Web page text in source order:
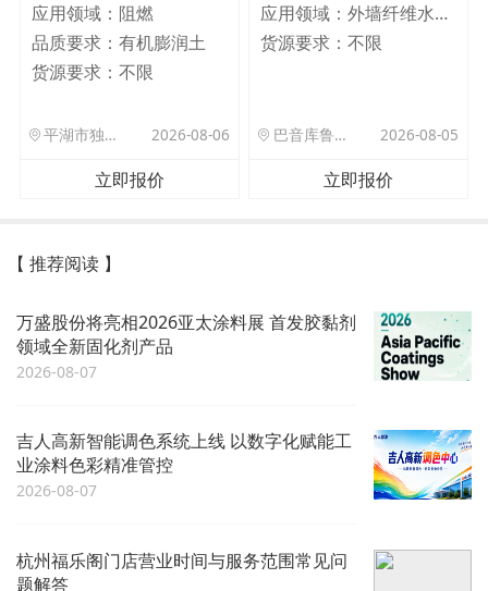
应用领域： 阻燃
品质要求： 有机膨润土
货源要求： 不限
平湖市独山港镇集港路 589 号 2026-08-06
立即报价
应用领域：
外墙纤维水泥板
货源要求：不限
巴音库鲁提镇,托帕口岸六号库房 2026-08-05
立即报价
【 推荐阅读 】
万盛股份将亮相2026亚太涂料展 首发胶黏剂
领域全新固化剂产品
2026-08-07
吉人高新智能调色系统上线 以数字化赋能工
业涂料色彩精准管控
2026-08-07
杭州福乐阁门店营业时间与服务范围常见问
题解答